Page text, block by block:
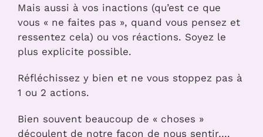
Mais aussi à vos inactions (qu’est ce que
vous « ne faites pas », quand vous pensez et
ressentez cela) ou vos réactions. Soyez le
plus explicite possible.
Réfléchissez y bien et ne vous stoppez pas à
1 ou 2 actions.
Bien souvent beaucoup de « choses »
découlent de notre façon de nous sentir….